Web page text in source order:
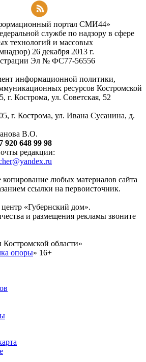
портал СМИ44»
службе по надзору в сфере
технологий и массовых
26 декабря 2013 г.
Эл № ФC77-56556
информационной политики,
ресурсов Костромской
г. Кострома, ул. Советская, 52
г. Кострома, ул. Ивана Сусанина, д.
В.О.
920 648 99 98
редакции:
любых материалов сайта
ссылки на первоисточник.
«Губернский дом».
и размещения рекламы звоните
области»
опоры» 16+